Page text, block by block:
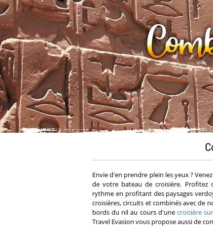
Envie d'en prendre plein les yeux ?
de votre bateau de croisière. Profitez
rythme en profitant des paysages
croisières, circuits et combinés avec de
bords du nil au cours d'une croisière
Travel Evasion vous propose aussi de